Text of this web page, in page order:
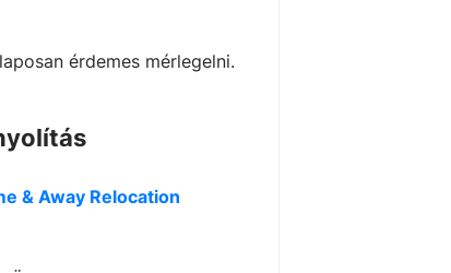
érdemes mérlegelni.
& Away Relocation